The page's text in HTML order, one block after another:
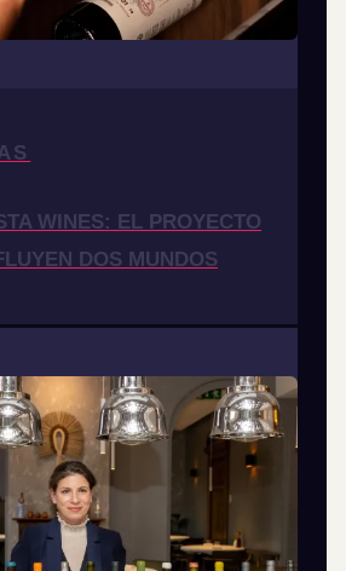
WINES: EL PROYECTO
DOS MUNDOS